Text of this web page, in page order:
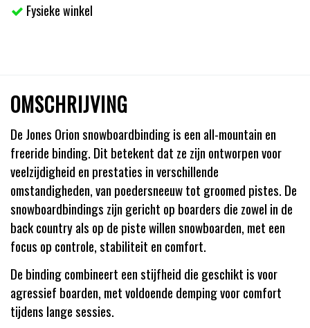
Fysieke winkel
OMSCHRIJVING
De Jones Orion snowboardbinding is een all-mountain en
freeride binding. Dit betekent dat ze zijn ontworpen voor
veelzijdigheid en prestaties in verschillende
omstandigheden, van poedersneeuw tot groomed pistes. De
snowboardbindings zijn gericht op boarders die zowel in de
back country als op de piste willen snowboarden, met een
focus op controle, stabiliteit en comfort.
De binding combineert een stijfheid die geschikt is voor
agressief boarden, met voldoende demping voor comfort
tijdens lange sessies.